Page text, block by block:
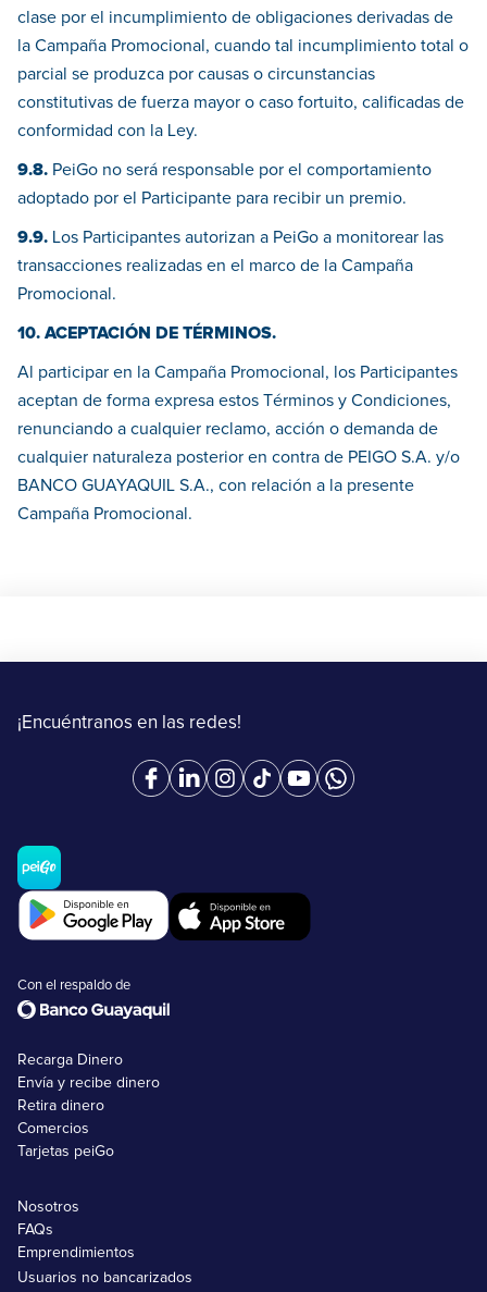
clase por el incumplimiento de obligaciones derivadas de
la Campaña Promocional, cuando tal incumplimiento total o
parcial se produzca por causas o circunstancias
constitutivas de fuerza mayor o caso fortuito, calificadas de
conformidad con la Ley.
9.8. PeiGo no será responsable por el comportamiento
adoptado por el Participante para recibir un premio.
9.9. Los Participantes autorizan a PeiGo a monitorear las
transacciones realizadas en el marco de la Campaña
Promocional.
10. ACEPTACIÓN DE TÉRMINOS.
Al participar en la Campaña Promocional, los Participantes
aceptan de forma expresa estos Términos y Condiciones,
renunciando a cualquier reclamo, acción o demanda de
cualquier naturaleza posterior en contra de PEIGO S.A. y/o
BANCO GUAYAQUIL S.A., con relación a la presente
Campaña Promocional.
¡Encuéntranos en las redes!
Con el respaldo de
Recarga Dinero
Envía y recibe dinero
Retira dinero
Comercios
Tarjetas peiGo
Nosotros
FAQs
Emprendimientos
Usuarios no bancarizados